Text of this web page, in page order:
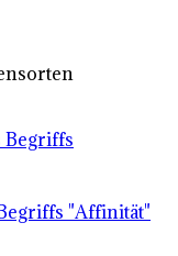
Begriffs
"Affinität"